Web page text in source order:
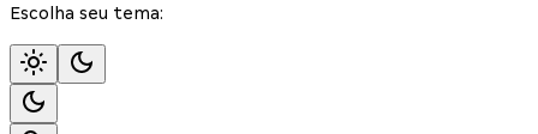
Escolha seu tema: